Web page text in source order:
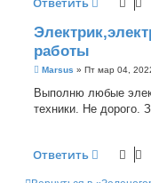
работы
С
о
щ
е
Marsus » Пт мар 04,
Выполню любые
техники. Не дорого.
Ответить